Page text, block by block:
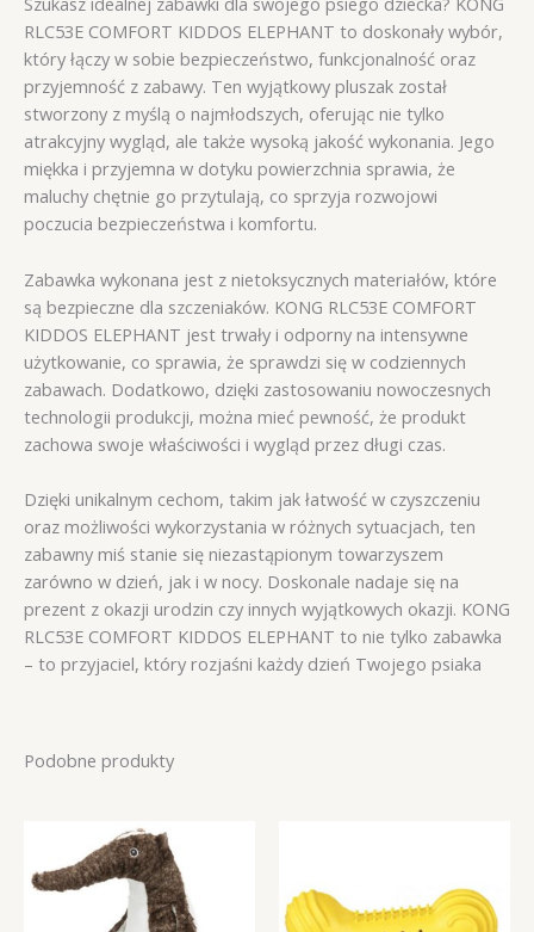
RLC53E COMFORT KIDDOS ELEPHANT to doskonały wybór,
który łączy w sobie bezpieczeństwo, funkcjonalność oraz
przyjemność z zabawy. Ten wyjątkowy pluszak został
stworzony z myślą o najmłodszych, oferując nie tylko
atrakcyjny wygląd, ale także wysoką jakość wykonania. Jego
miękka i przyjemna w dotyku powierzchnia sprawia, że
maluchy chętnie go przytulają, co sprzyja rozwojowi
poczucia bezpieczeństwa i komfortu.
Zabawka wykonana jest z nietoksycznych materiałów, które
są bezpieczne dla szczeniaków. KONG RLC53E COMFORT
KIDDOS ELEPHANT jest trwały i odporny na intensywne
użytkowanie, co sprawia, że sprawdzi się w codziennych
zabawach. Dodatkowo, dzięki zastosowaniu nowoczesnych
technologii produkcji, można mieć pewność, że produkt
zachowa swoje właściwości i wygląd przez długi czas.
Dzięki unikalnym cechom, takim jak łatwość w czyszczeniu
oraz możliwości wykorzystania w różnych sytuacjach, ten
zabawny miś stanie się niezastąpionym towarzyszem
zarówno w dzień, jak i w nocy. Doskonale nadaje się na
prezent z okazji urodzin czy innych wyjątkowych okazji. KONG
RLC53E COMFORT KIDDOS ELEPHANT to nie tylko zabawka
– to przyjaciel, który rozjaśni każdy dzień Twojego psiaka
Podobne produkty